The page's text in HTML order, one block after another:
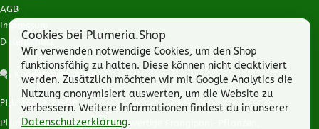
AGB
Impressum
Datenschutz
Kundenmeinungen
PLUMERIA.SHOP
Plumeria Shop steht für hochwertige Frangipani-Pflanzen,
Cookies bei Plumeria.Shop
Wir verwenden notwendige Cookies, um den Shop
funktionsfähig zu halten. Diese können nicht deaktiviert
werden. Zusätzlich möchten wir mit Google Analytics die
Nutzung anonymisiert auswerten, um die Website zu
verbessern. Weitere Informationen findest du in unserer
Datenschutzerklärung.